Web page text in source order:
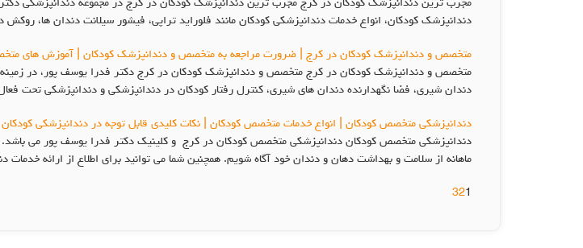
مجرب ترین دندانپزشک کودکان در کرج مجرب ترین دندانپزشک کودکان در کرج در مجموعه دندانپزشکی
دندانپزشک کودکان، انواع خدمات دندانپزشکی کودکان مانند فلوراید تراپی، فیشور سیلانت دندان ها،
متخصص و دندانپزشک کودکان در کرج | ضرورت مراجعه به متخصص و دندانپزشک کودکان | آموزش های
متخصص و دندانپزشک کودکان در کرج متخصص و دندانپزشک کودکان در کرج دکتر فدرا یوسف پور، در زمینه
دندان شیری، فضا نگهدارنده دندان های شیری، کنترل رفتار کودکان در دندانپزشکی و دندانپزشکی تحت
دندانپزشکی متخصص کودکان | انواع خدمات متخصص کودکان | نکات کلیدی قابل توجه در دندانپزشکی کودکان
دندانپزشکی متخصص کودکان دندانپزشکی متخصص کودکان در کرج و کلینیک دکتر فدرا یوسف پور می باشد.
ماهانه از سلامت و بهداشت دهان و دندان خود آگاه شویم. همچنین شما می توانید برای اطلاع از ارائه خدمات
1
2
3